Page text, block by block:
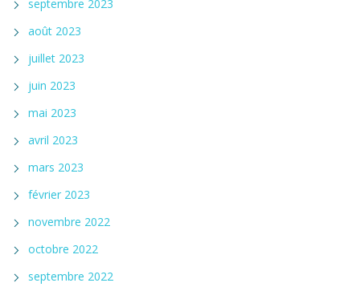
septembre 2023
août 2023
juillet 2023
juin 2023
mai 2023
avril 2023
mars 2023
février 2023
novembre 2022
octobre 2022
septembre 2022